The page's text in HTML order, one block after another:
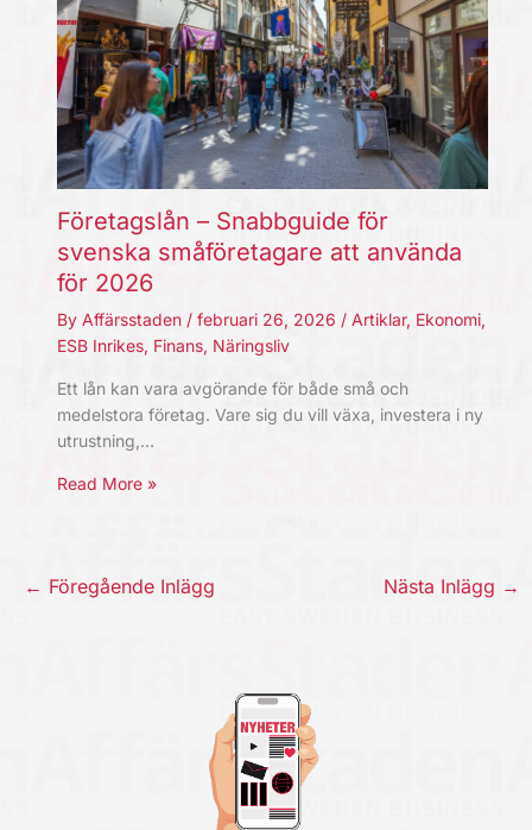
Företagslån – Snabbguide för
svenska småföretagare att använda
för 2026
By Affärsstaden / februari 26, 2026 / Artiklar, Ekonomi,
ESB Inrikes, Finans, Näringsliv
Ett lån kan vara avgörande för både små och
medelstora företag. Vare sig du vill växa, investera i ny
utrustning,…
Read More »
← Föregående Inlägg Nästa Inlägg →